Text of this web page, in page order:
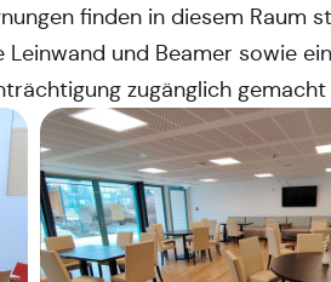
finden in diesem Raum
und Beamer sowie
zugänglich